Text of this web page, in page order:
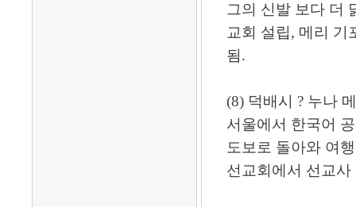
그의 신발 보다 더
교회 설립, 메리 기
됨.
(8) 덕배시 ? 누나
서울에서 한국어
도보로 돌아와 여
선교회에서 선교